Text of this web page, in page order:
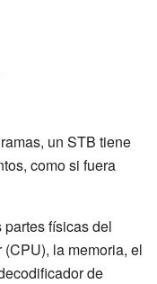
un STB tiene
como si fuera
partes físicas del
la memoria, el
de